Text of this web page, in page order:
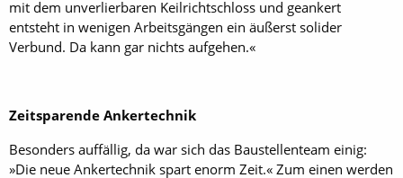
mit dem unverlierbaren Keilrichtschloss und geankert
entsteht in wenigen Arbeitsgängen ein äußerst solider
Verbund. Da kann gar nichts aufgehen.«
Zeitsparende Ankertechnik
Besonders auffällig, da war sich das Baustellenteam einig:
»Die neue Ankertechnik spart enorm Zeit.« Zum einen werden